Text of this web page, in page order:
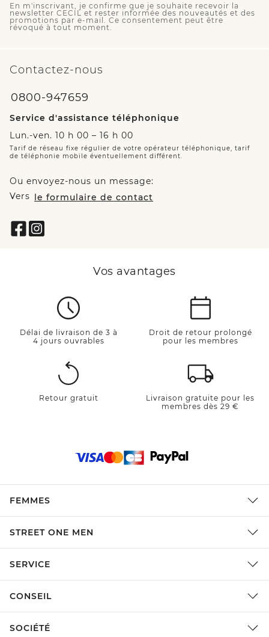
En m'inscrivant, je confirme que je souhaite recevoir la
newsletter CECIL et rester informée des nouveautés et des
promotions par e-mail. Ce consentement peut être
révoqué à tout moment.
Contactez-nous
0800-947659
Service d'assistance téléphonique
Lun.-ven. 10 h 00 – 16 h 00
Tarif de réseau fixe régulier de votre opérateur téléphonique, tarif
de téléphonie mobile éventuellement différent.
Ou envoyez-nous un message:
Vers le formulaire de contact
Vos avantages
Délai de livraison de 3 à
4 jours ouvrables
Droit de retour prolongé
pour les membres
Retour gratuit
Livraison gratuite pour les
membres dès 29 €
FEMMES
STREET ONE MEN
SERVICE
CONSEIL
SOCIÉTÉ